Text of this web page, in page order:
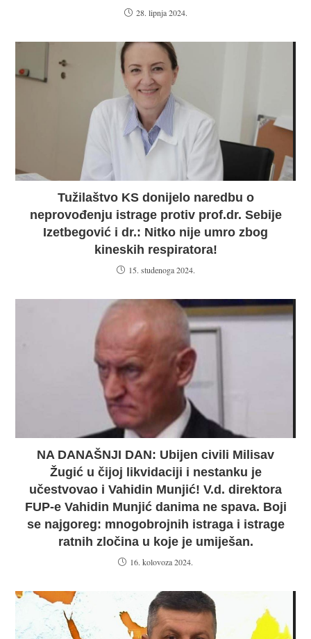
28. lipnja 2024.
Tužilaštvo KS donijelo naredbu o
neprovođenju istrage protiv prof.dr. Sebije
Izetbegović i dr.: Nitko nije umro zbog
kineskih respiratora!
15. studenoga 2024.
NA DANAŠNJI DAN: Ubijen civili Milisav
Žugić u čijoj likvidaciji i nestanku je
učestvovao i Vahidin Munjić! V.d. direktora
FUP-e Vahidin Munjić danima ne spava. Boji
se najgoreg: mnogobrojnih istraga i istrage
ratnih zločina u koje je umiješan.
16. kolovoza 2024.